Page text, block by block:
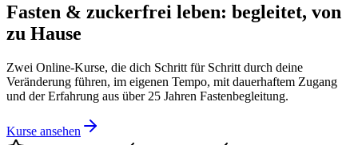
Fasten & zuckerfrei leben: begleitet, von
zu Hause
Zwei Online-Kurse, die dich Schritt für Schritt durch deine
Veränderung führen, im eigenen Tempo, mit dauerhaftem Zugang
und der Erfahrung aus über 25 Jahren Fastenbegleitung.
Kurse ansehen